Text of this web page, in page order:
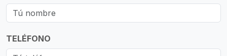
TELÉFONO